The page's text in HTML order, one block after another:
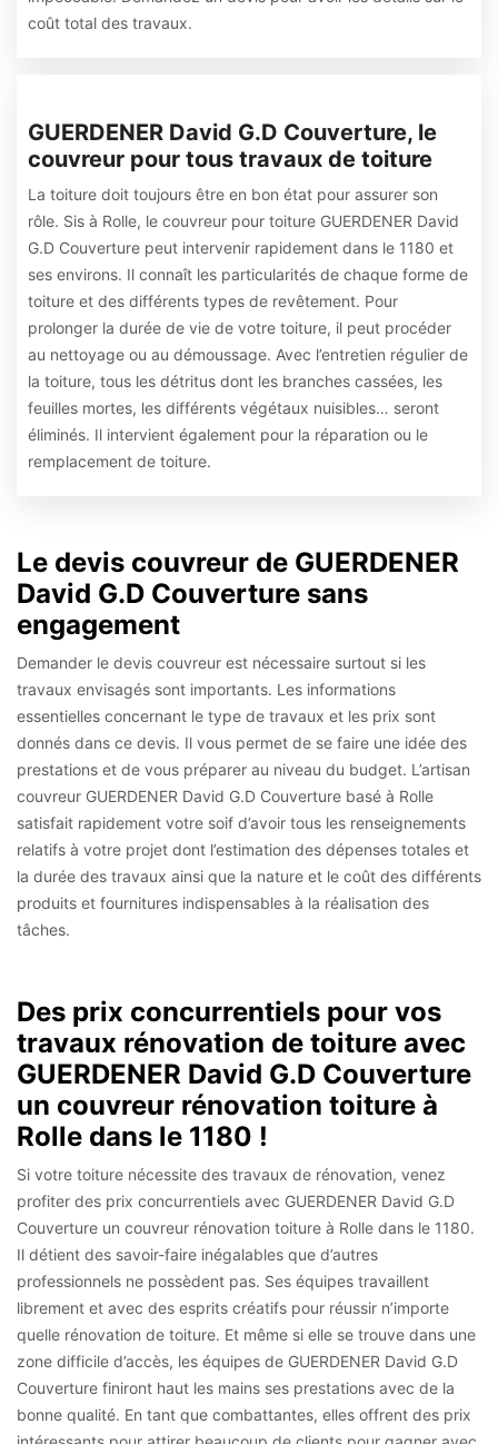
coût total des travaux.
GUERDENER David G.D Couverture, le
couvreur pour tous travaux de toiture
La toiture doit toujours être en bon état pour assurer son
rôle. Sis à Rolle, le couvreur pour toiture GUERDENER David
G.D Couverture peut intervenir rapidement dans le 1180 et
ses environs. Il connaît les particularités de chaque forme de
toiture et des différents types de revêtement. Pour
prolonger la durée de vie de votre toiture, il peut procéder
au nettoyage ou au démoussage. Avec l’entretien régulier de
la toiture, tous les détritus dont les branches cassées, les
feuilles mortes, les différents végétaux nuisibles… seront
éliminés. Il intervient également pour la réparation ou le
remplacement de toiture.
Le devis couvreur de GUERDENER
David G.D Couverture sans
engagement
Demander le devis couvreur est nécessaire surtout si les
travaux envisagés sont importants. Les informations
essentielles concernant le type de travaux et les prix sont
donnés dans ce devis. Il vous permet de se faire une idée des
prestations et de vous préparer au niveau du budget. L’artisan
couvreur GUERDENER David G.D Couverture basé à Rolle
satisfait rapidement votre soif d’avoir tous les renseignements
relatifs à votre projet dont l’estimation des dépenses totales et
la durée des travaux ainsi que la nature et le coût des différents
produits et fournitures indispensables à la réalisation des
tâches.
Des prix concurrentiels pour vos
travaux rénovation de toiture avec
GUERDENER David G.D Couverture
un couvreur rénovation toiture à
Rolle dans le 1180 !
Si votre toiture nécessite des travaux de rénovation, venez
profiter des prix concurrentiels avec GUERDENER David G.D
Couverture un couvreur rénovation toiture à Rolle dans le 1180.
Il détient des savoir-faire inégalables que d’autres
professionnels ne possèdent pas. Ses équipes travaillent
librement et avec des esprits créatifs pour réussir n’importe
quelle rénovation de toiture. Et même si elle se trouve dans une
zone difficile d’accès, les équipes de GUERDENER David G.D
Couverture finiront haut les mains ses prestations avec de la
bonne qualité. En tant que combattantes, elles offrent des prix